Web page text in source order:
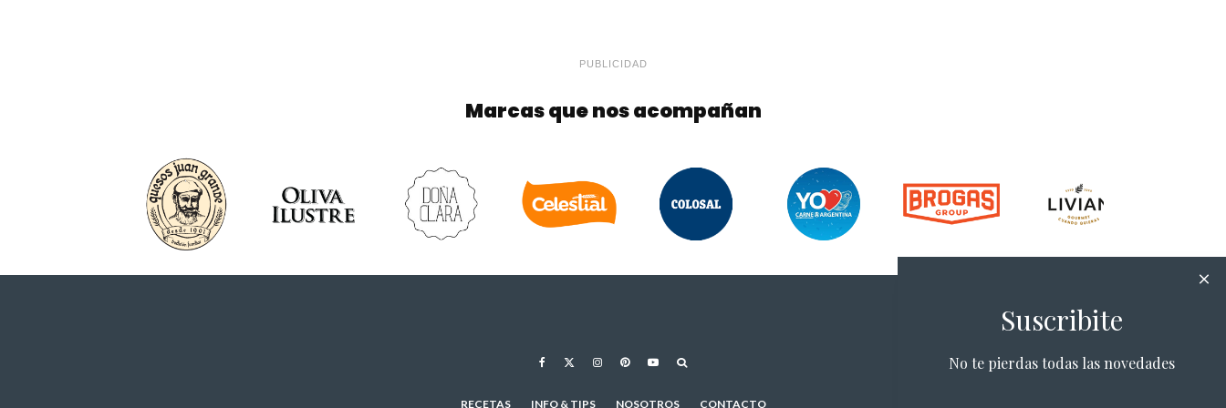
PUBLICIDAD
Marcas que nos acompañan
RECETAS INFO & TIPS NOSOTROS CONTACTO
Suscribite
No te pierdas todas las novedades